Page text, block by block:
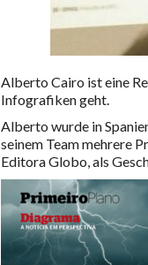
Alberto Cairo ist eine
Infografiken geht.
Alberto wurde in
seinem Team mehrere
Editora Globo, als